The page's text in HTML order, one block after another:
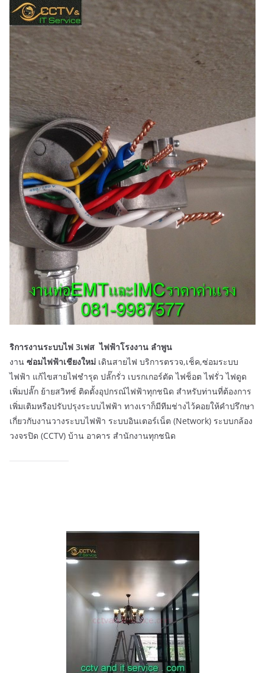
ริการงานระบบไฟ 3เฟส ไฟฟ้าโรงงาน ลำพูน
งาน ซ่อมไฟฟ้าเชียงใหม่ เดินสายไฟ บริการตรวจ,เช็ค,ซ่อมระบบ
ไฟฟ้า แก้ไขสายไฟชำรุด ปลั๊กรั่ว เบรกเกอร์ตัด ไฟช็อต ไฟรั่ว ไฟดูด
เพิ่มปลั๊ก ย้ายสวิทซ์ ติดตั้งอุปกรณ์ไฟฟ้าทุกชนิด สำหรับท่านที่ต้องการ
เพิ่มเติมหรือปรับปรุงระบบไฟฟ้า ทางเราก็มีทีมช่างไว้คอยให้คำปรึกษา
เกี่ยวกับงานวางระบบไฟฟ้า ระบบอินเตอร์เน็ต (Network) ระบบกล้อง
วงจรปิด (CCTV) บ้าน อาคาร สำนักงานทุกชนิด